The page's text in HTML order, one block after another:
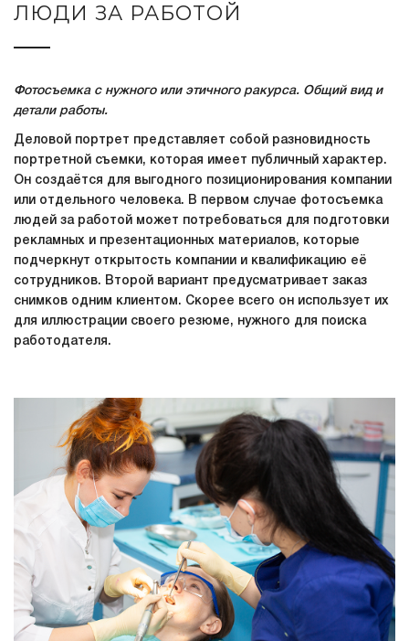
ЛЮДИ ЗА РАБОТОЙ
Фотосъемка с нужного или этичного ракурса. Общий вид и
детали работы.
Деловой портрет представляет собой разновидность
портретной съемки, которая имеет публичный характер.
Он создаётся для выгодного позиционирования компании
или отдельного человека. В первом случае фотосъемка
людей за работой может потребоваться для подготовки
рекламных и презентационных материалов, которые
подчеркнут открытость компании и квалификацию её
сотрудников. Второй вариант предусматривает заказ
снимков одним клиентом. Скорее всего он использует их
для иллюстрации своего резюме, нужного для поиска
работодателя.